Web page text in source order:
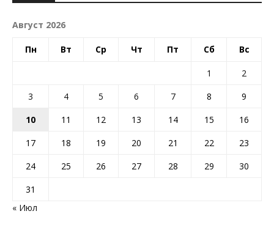
Август 2026
Пн Вт Ср Чт Пт Сб Вс
1
2
3
4 5 6 7 8
9
10
11 12 13 14 15
16
17
18 19 20 21 22
23
24
25 26 27 28 29
30
31
« Июл